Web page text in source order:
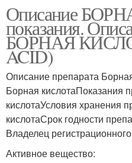
Кислота от тараканов
Борные спирты
Кислоты для
улучшения
Описание
показания.
БОРНАЯ
ACID)
Описание препарата
Борная кислотаПоказания
кислотаУсловия хранения
кислотаСрок годности
Владелец
Активное вещество: